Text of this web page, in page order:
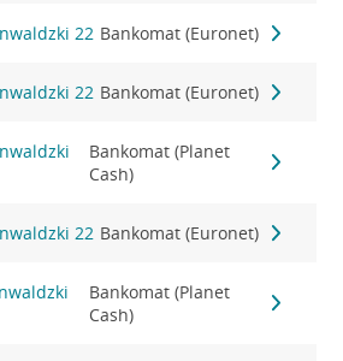
22 Bankomat (Euronet)
22 Bankomat (Euronet)
Bankomat (Planet
Cash)
22 Bankomat (Euronet)
Bankomat (Planet
Cash)